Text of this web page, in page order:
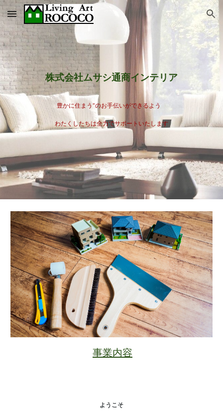
Skip to main content Skip to navigation
株式会社ムサシ通商インテリア
豊かに住まう”のお手伝いができるよう
わたくしたちは全力でサポートいたします
事業内容
ようこそ